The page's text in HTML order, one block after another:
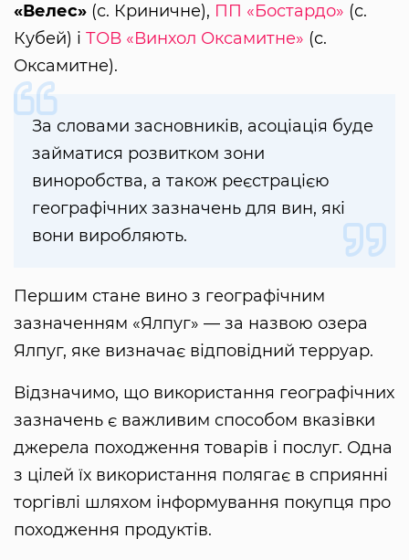
«Велес» (с. Криничне), ПП «Бостардо» (с.
Кубей) і ТОВ «Винхол Оксамитне» (с.
Оксамитне).
За словами засновників, асоціація буде
займатися розвитком зони
виноробства, а також реєстрацією
географічних зазначень для вин, які
вони виробляють.
Першим стане вино з географічним
зазначенням «Ялпуг» — за назвою озера
Ялпуг, яке визначає відповідний терруар.
Відзначимо, що використання географічних
зазначень є важливим способом вказівки
джерела походження товарів і послуг. Одна
з цілей їх використання полягає в сприянні
торгівлі шляхом інформування покупця про
походження продуктів.